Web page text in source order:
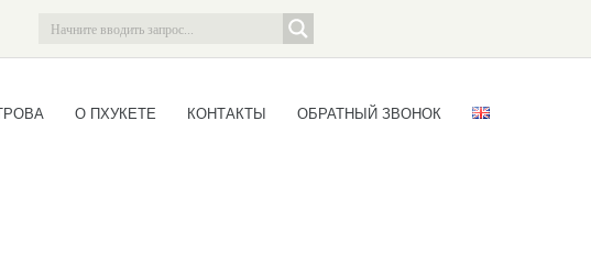
О ПХУКЕТЕ КОНТАКТЫ ОБРАТНЫЙ ЗВОНОК